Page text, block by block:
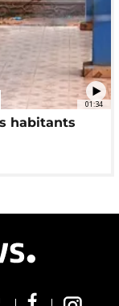
01:34
habitants